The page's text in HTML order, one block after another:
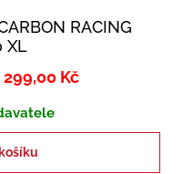
RACING
XL
299,00 Kč